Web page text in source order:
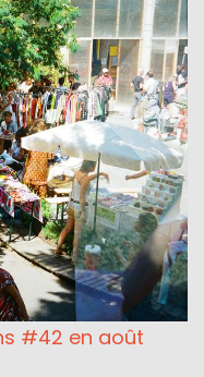
#42 en août